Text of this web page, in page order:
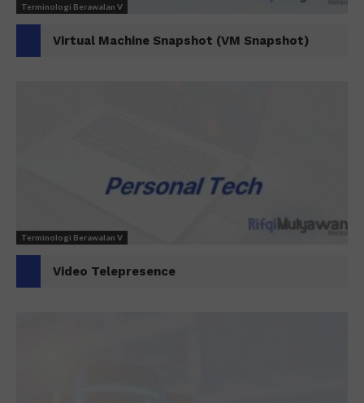
Terminologi Berawalan V
Virtual Machine Snapshot (VM Snapshot)
Terminologi Berawalan V
Video Telepresence